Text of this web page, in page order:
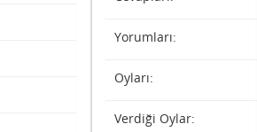
Yorumları:
Oyları:
Verdiği Oylar: